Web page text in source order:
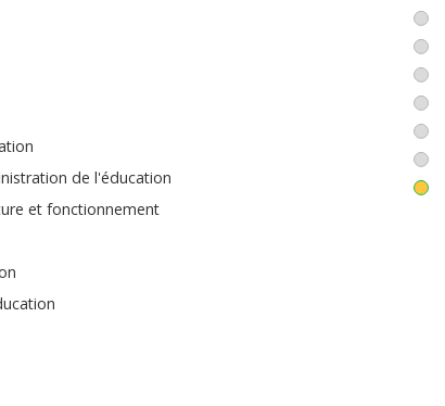
de l'éducation
et fonctionnement